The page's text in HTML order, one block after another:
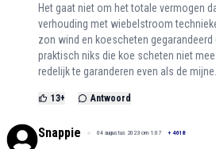
Het gaat niet om het totale vermogen
verhouding met wiebelstroom
zon wind en koescheten
praktisch niks die koe scheten niet
redelijk te garanderen even als de mijne.
13+ Antwoord
Snappie 04 augustus 2023 om 1:07 + 4618